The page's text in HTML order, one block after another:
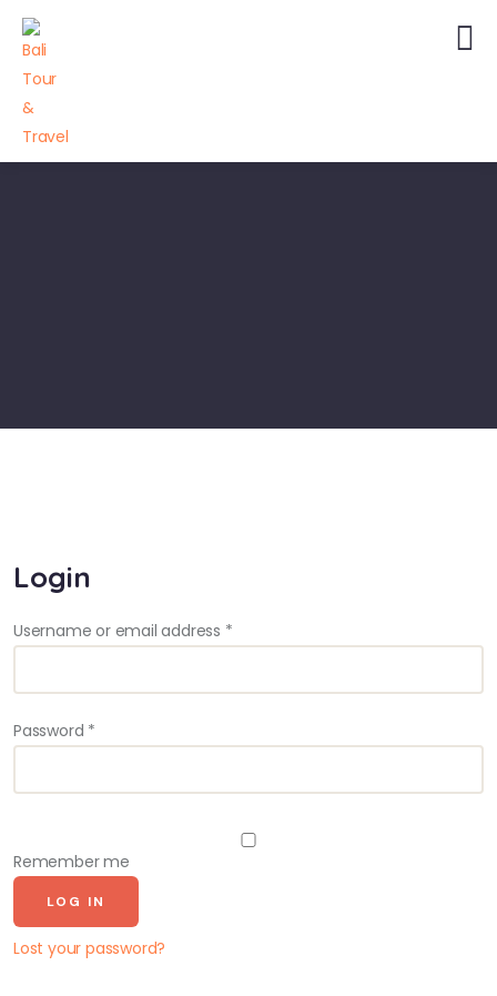
Login
Username or email address *
Password *
Remember me
LOG IN
Lost your password?